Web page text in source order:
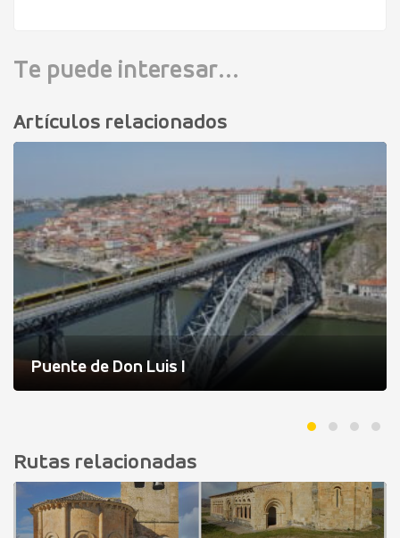
Te puede interesar...
Artículos relacionados
Puente de Don Luis I
Rutas relacionadas